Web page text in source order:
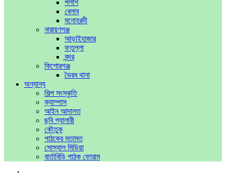
পলাশ
বেলাব
মনোহরদী
নারায়ণগঞ্জ
আড়াইহাজার
ফতুল্লা
বন্দর
কিশোরগঞ্জ
ভৈরব থানা
অন্যান্য
শিল্প সংস্কৃতি
ক্যাম্পাস
আইন আদালত
ছবি গ্যালারী
কৌতুক
পাঠকের মতামত
সোস্যাল মিডিয়া
বার্তাবিডি পাঠক ফোরাম